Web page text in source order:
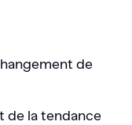
de
de la tendance